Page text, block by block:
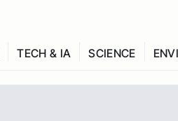
TECH & IA SCIENCE